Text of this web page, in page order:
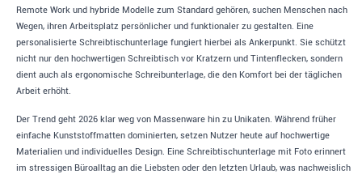
Remote Work und hybride Modelle zum Standard gehören, suchen Menschen nach
Wegen, ihren Arbeitsplatz persönlicher und funktionaler zu gestalten. Eine
personalisierte Schreibtischunterlage fungiert hierbei als Ankerpunkt. Sie schützt
nicht nur den hochwertigen Schreibtisch vor Kratzern und Tintenflecken, sondern
dient auch als ergonomische Schreibunterlage, die den Komfort bei der täglichen
Arbeit erhöht.
Der Trend geht 2026 klar weg von Massenware hin zu Unikaten. Während früher
einfache Kunststoffmatten dominierten, setzen Nutzer heute auf hochwertige
Materialien und individuelles Design. Eine Schreibtischunterlage mit Foto erinnert
im stressigen Büroalltag an die Liebsten oder den letzten Urlaub, was nachweislich